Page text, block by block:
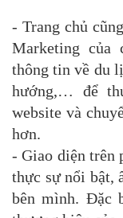
- Trang chủ
Marketing của
thông tin về du
hướng,… để
website và
hơn.
- Giao diện trên
thực sự nổi bật,
bên mình. Đặc